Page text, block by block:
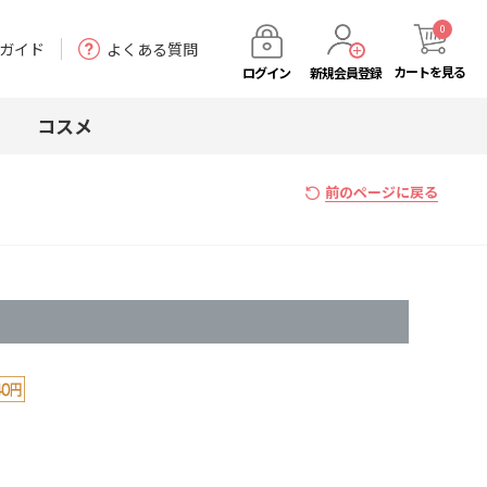
イド よくある質問
ログイン 新規会員登録 カートを見る
0
コスメ
前のページに戻る